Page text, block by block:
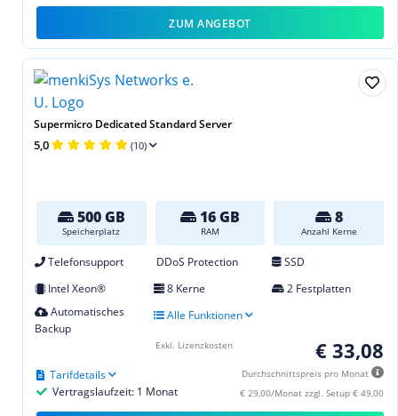
ZUM ANGEBOT
Supermicro Dedicated Standard Server
5,0 (10)
500 GB
Speicherplatz
16 GB
RAM
8
Anzahl Kerne
Telefonsupport DDoS Protection
SSD
Intel Xeon®
8 Kerne
2 Festplatten
Automatisches
Backup
Alle Funktionen
€ 33,08
Durchschnittspreis pro Monat
€ 29,00/Monat zzgl. Setup € 49,00
Vertragslaufzeit: 1 Monat
Tarifdetails
Exkl. Lizenzkosten